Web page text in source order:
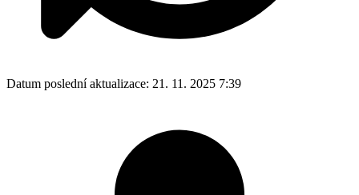
Datum poslední aktualizace: 21. 11. 2025 7:39